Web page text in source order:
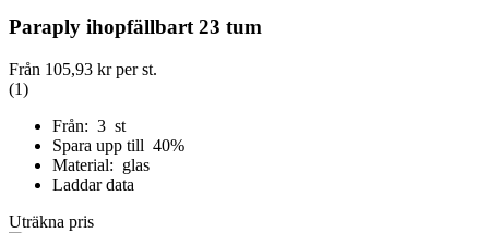
Paraply ihopfällbart 23 tum
Från 105,93 krper st.
(1)
Från: 3 st
Spara upp till 40%
Material: glas
Laddar data
Uträkna pris